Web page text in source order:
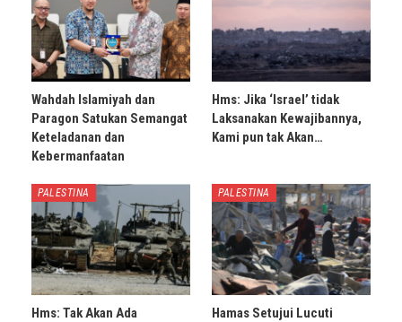
Wahdah Islamiyah dan
Paragon Satukan Semangat
Keteladanan dan
Kebermanfaatan
Hms: Jika ‘Israel’ tidak
Laksanakan Kewajibannya,
Kami pun tak Akan…
PALESTINA
Hms: Tak Akan Ada
PALESTINA
Hamas Setujui Lucuti